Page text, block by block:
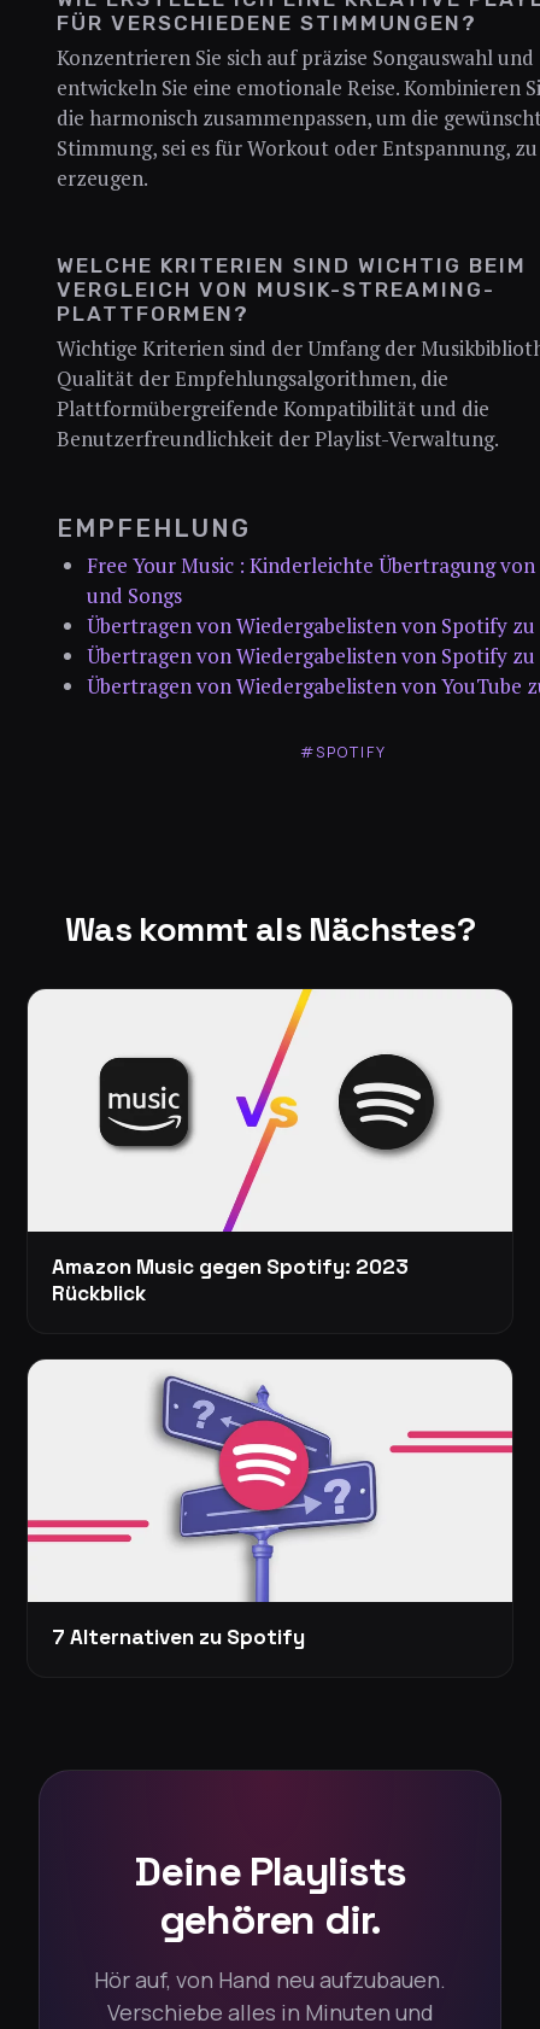
FÜR VERSCHIEDENE STIMMUNGEN?
Konzentrieren Sie sich auf präzise Songauswahl und
entwickeln Sie eine emotionale Reise. Kombinieren
die harmonisch zusammenpassen, um die
Stimmung, sei es für Workout oder Entspannung, zu
erzeugen.
WELCHE KRITERIEN SIND WICHTIG BEIM
VERGLEICH VON MUSIK-STREAMING-
PLATTFORMEN?
Wichtige Kriterien sind der Umfang der
Qualität der Empfehlungsalgorithmen, die
Plattformübergreifende Kompatibilität und die
Benutzerfreundlichkeit der Playlist-Verwaltung.
EMPFEHLUNG
Free Your Music : Kinderleichte Übertragung
und Songs
Übertragen von Wiedergabelisten von Spotify
Übertragen von Wiedergabelisten von Spotify zu
Übertragen von Wiedergabelisten von YouTube
#SPOTIFY
Was kommt als Nächstes?
Amazon Music gegen Spotify: 2023
Rückblick
7 Alternativen zu Spotify
Deine Playlists
gehören dir.
Hör auf, von Hand neu aufzubauen.
Verschiebe alles in Minuten und